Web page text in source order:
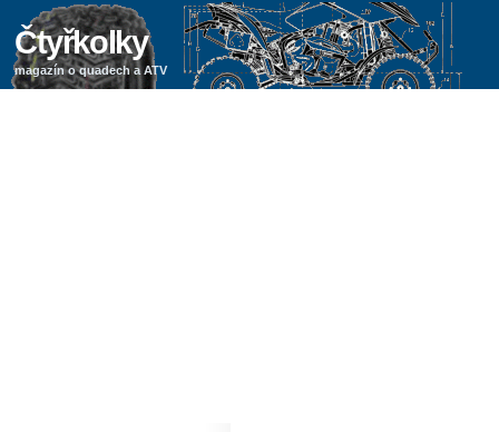
Čtyřkolky
magazín o quadech a ATV